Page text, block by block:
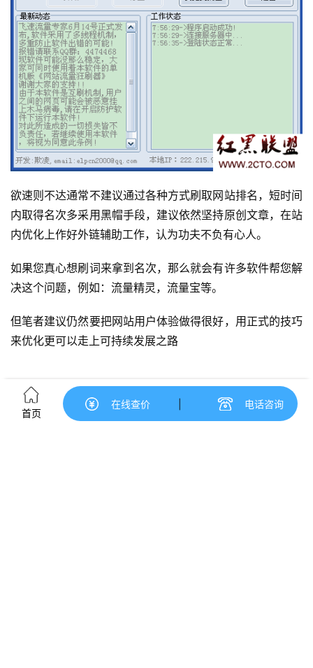
欲速则不达通常不建议通过各种方式刷取网站排名，短时间
内取得名次多采用黑帽手段，建议依然坚持原创文章，在站
内优化上作好外链辅助工作，认为功夫不负有心人。
如果您真心想刷词来拿到名次，那么就会有许多软件帮您解
决这个问题，例如：流量精灵，流量宝等。
但笔者建议仍然要把网站用户体验做得很好，用正式的技巧
来优化更可以走上可持续发展之路
首页
在线查价 电话咨询